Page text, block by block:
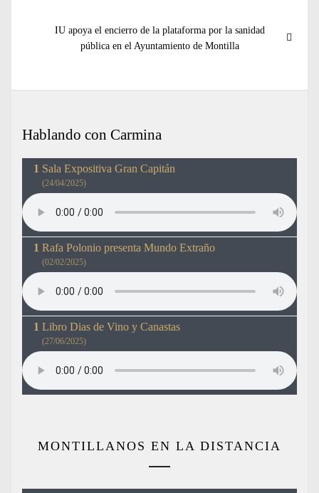
Entrada
siguiente:
IU apoya el encierro de la plataforma por la sanidad
pública en el Ayuntamiento de Montilla
Hablando con Carmina
Sala Expositiva Gran Capitán
(24/04/2025)
Rafa Polonio presenta Mundo Extraño
(02/02/2025)
Libro Dias de Vino y Canastas
(27/06/2025)
MONTILLANOS EN LA DISTANCIA